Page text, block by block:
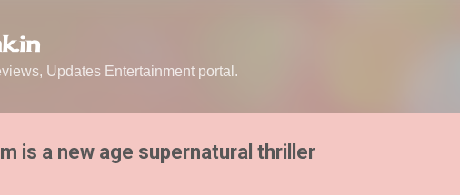
Updates Entertainment portal.
is a new age supernatural thriller